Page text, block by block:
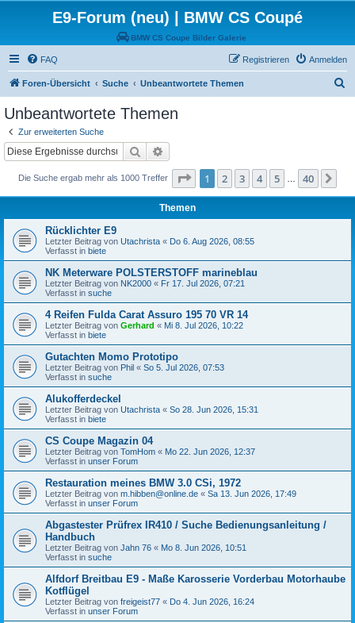
E9-Forum (neu) | BMW CS Coupé
BMW CS Coupe Bilder Galerie
FAQ Anmelden
Registrieren
Foren-Übersicht Suche Unbeantwortete Themen
Unbeantwortete Themen
Zur erweiterten Suche
Suche
Die Suche ergab mehr als 1000 Treffer Seite 1von 40
1 2 3 4 5 40
Themen
Rücklichter E9
Letzter Beitrag von Utachrista « Do 6. Aug 2026, 08:55
Verfasst in biete
NK Meterware POLSTERSTOFF marineblau
Letzter Beitrag von NK2000 « Fr 17. Jul 2026, 07:21
Verfasst in suche
4 Reifen Fulda Carat Assuro 195 70 VR 14
Letzter Beitrag von Gerhard « Mi 8. Jul 2026, 10:22
Verfasst in biete
Gutachten Momo Prototipo
Letzter Beitrag von Phil « So 5. Jul 2026, 07:53
Verfasst in suche
Alukofferdeckel
Letzter Beitrag von Utachrista « So 28. Jun 2026, 15:31
Verfasst in biete
CS Coupe Magazin 04
Letzter Beitrag von TomHom « Mo 22. Jun 2026, 12:37
Verfasst in unser Forum
Restauration meines BMW 3.0 CSi, 1972
Letzter Beitrag von m.hibben@online.de « Sa 13. Jun 2026, 17:49
Verfasst in unser Forum
Abgastester Prüfrex IR410 / Suche Bedienungsanleitung /
Handbuch
Letzter Beitrag von Jahn 76 « Mo 8. Jun 2026, 10:51
Verfasst in suche
Alfdorf Breitbau E9 - Maße Karosserie Vorderbau Motorhaube
Kotflügel
Letzter Beitrag von freigeist77 « Do 4. Jun 2026, 16:24
Verfasst in unser Forum